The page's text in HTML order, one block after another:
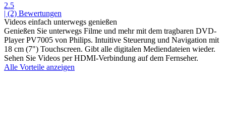
2.5
| (2) Bewertungen
Videos einfach unterwegs genießen
Genießen Sie unterwegs Filme und mehr mit dem tragbaren DVD-
Player PV7005 von Philips. Intuitive Steuerung und Navigation mit
18 cm (7") Touchscreen. Gibt alle digitalen Mediendateien wieder.
Sehen Sie Videos per HDMI-Verbindung auf dem Fernseher.
Alle Vorteile anzeigen